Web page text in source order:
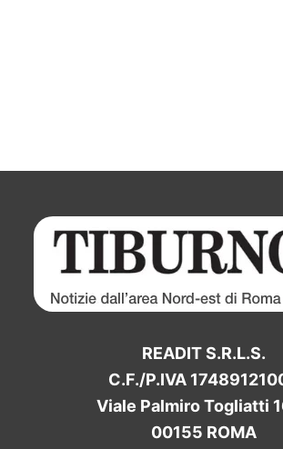
READIT S.R.L.S.
C.F./P.IVA
Viale Palmiro Togliatti
00155 ROMA